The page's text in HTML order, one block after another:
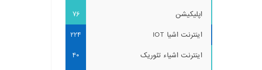
اپلیکیشن
76
اینترنت اشیا IOT
224
اینترنت اشیاء تئوریک
40